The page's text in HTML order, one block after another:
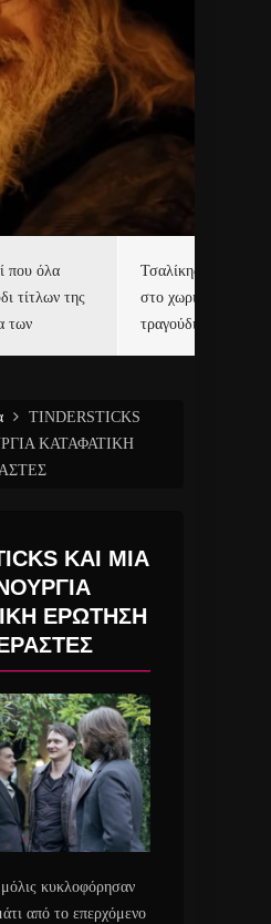
που όλα
τίτλων της
των
Τσαλίκης,
στο χωριό του Άι
τραγούδι και video
TINDERSTICKS
ΚΑΤΑΦΑΤΙΚΗ
ΚΑΙ ΜΙΑ
ΕΡΩΤΗΣΗ
κυκλοφόρησαν
από το επερχόμενο